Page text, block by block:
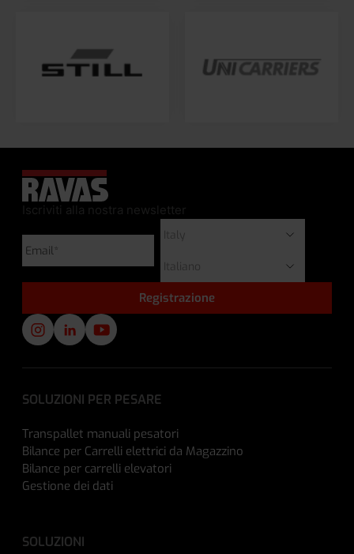
Iscriviti alla nostra newsletter
SOLUZIONI PER PESARE
Transpallet manuali pesatori
Bilance per Carrelli elettrici da Magazzino
Bilance per carrelli elevatori
Gestione dei dati
SOLUZIONI